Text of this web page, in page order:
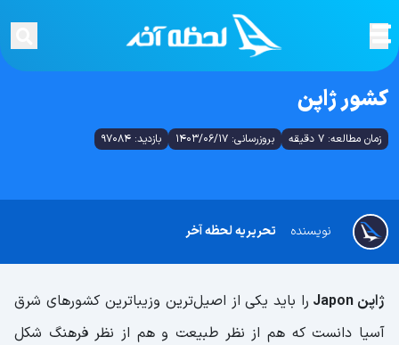
کشور ژاپن
زمان مطالعه: 7 دقیقه بروزرسانی: 1403/06/17 بازدید: 97084
تحریریه لحظه آخر نویسنده
ژاپن Japon
را باید یکی از اصیل‌ترین وزیباترین کشورهای شرق
آسیا دانست که هم از نظر طبیعت و هم از نظر فرهنگ شکل